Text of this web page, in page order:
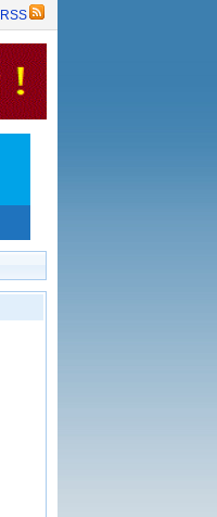
RSS